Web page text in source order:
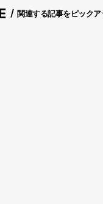
関連する記事をピックア